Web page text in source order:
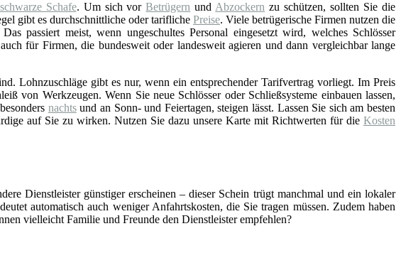
schwarze Schafe. Um sich vorBetrügern undAbzockern zu schützen, sollten Sie die
gibt es durchschnittliche oder tarifliche Preise. Viele betrügerische Firmen nutzen die
passiert meist, wenn ungeschultes Personal eingesetzt wird, welches Schlösser
für Firmen, die bundesweit oder landesweit agieren und dann vergleichbar lange
Lohnzuschläge gibt es nur, wenn ein entsprechender Tarifvertrag vorliegt. Im Preis
von Werkzeugen. Wenn Sie neue Schlösser oder Schließsysteme einbauen lassen,
nachtsund an Sonn- und Feiertagen, steigen lässt. Lassen Sie sich am besten
auf Sie zu wirken. Nutzen Sie dazu unsere Karte mit Richtwerten für die Kosten
Dienstleister günstiger erscheinen – dieser Schein trügt manchmal und ein lokaler
automatisch auch weniger Anfahrtskosten, die Sie tragen müssen. Zudem haben
vielleicht Familie und Freunde den Dienstleister empfehlen?